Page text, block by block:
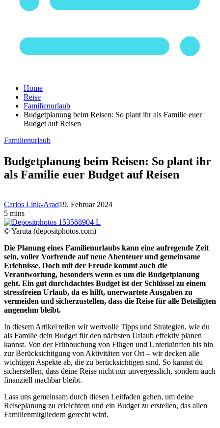
Home
Reise
Familienurlaub
Budgetplanung beim Reisen: So plant ihr als Familie euer
Budget auf Reisen
Familienurlaub
Budgetplanung beim Reisen: So plant ihr
als Familie euer Budget auf Reisen
Carlos Link-Arad19. Februar 2024
5 mins
© Yaruta (depositphotos.com)
Die Planung eines Familienurlaubs kann eine aufregende Zeit
sein, voller Vorfreude auf neue Abenteuer und gemeinsame
Erlebnisse. Doch mit der Freude kommt auch die
Verantwortung, besonders wenn es um die Budgetplanung
geht. Ein gut durchdachtes Budget ist der Schlüssel zu einem
stressfreien Urlaub, da es hilft, unerwartete Ausgaben zu
vermeiden und sicherzustellen, dass die Reise für alle Beteiligten
angenehm bleibt.
In diesem Artikel teilen wir wertvolle Tipps und Strategien, wie du
als Familie dein Budget für den nächsten Urlaub effektiv planen
kannst. Von der Frühbuchung von Flügen und Unterkünften bis hin
zur Berücksichtigung von Aktivitäten vor Ort – wir decken alle
wichtigen Aspekte ab, die zu berücksichtigen sind. So kannst du
sicherstellen, dass deine Reise nicht nur unvergesslich, sondern auch
finanziell machbar bleibt.
Lass uns gemeinsam durch diesen Leitfaden gehen, um deine
Reiseplanung zu erleichtern und ein Budget zu erstellen, das allen
Familienmitgliedern gerecht wird.